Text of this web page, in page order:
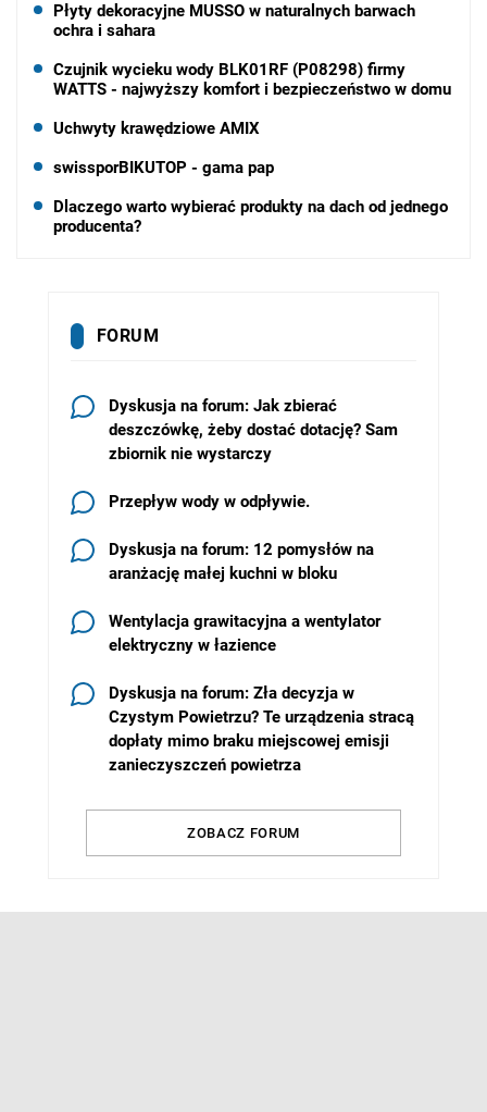
Płyty dekoracyjne MUSSO w naturalnych barwach
ochra i sahara
Czujnik wycieku wody BLK01RF (P08298) firmy
WATTS - najwyższy komfort i bezpieczeństwo w domu
Uchwyty krawędziowe AMIX
swissporBIKUTOP - gama pap
Dlaczego warto wybierać produkty na dach od jednego
producenta?
FORUM
Dyskusja na forum: Jak zbierać
deszczówkę, żeby dostać dotację? Sam
zbiornik nie wystarczy
Przepływ wody w odpływie.
Dyskusja na forum: 12 pomysłów na
aranżację małej kuchni w bloku
Wentylacja grawitacyjna a wentylator
elektryczny w łazience
Dyskusja na forum: Zła decyzja w
Czystym Powietrzu? Te urządzenia stracą
dopłaty mimo braku miejscowej emisji
zanieczyszczeń powietrza
ZOBACZ FORUM